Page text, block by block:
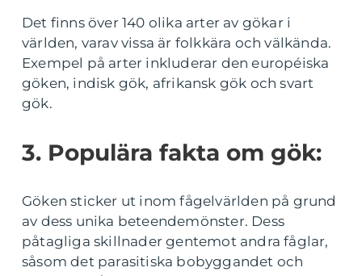
Det finns över 140 olika arter av gökar i
världen, varav vissa är folkkära och välkända.
Exempel på arter inkluderar den européiska
göken, indisk gök, afrikansk gök och svart
gök.
3. Populära fakta om gök:
Göken sticker ut inom fågelvärlden på grund
av dess unika beteendemönster. Dess
påtagliga skillnader gentemot andra fåglar,
såsom det parasitiska bobyggandet och